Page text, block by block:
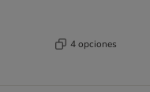
4 opciones